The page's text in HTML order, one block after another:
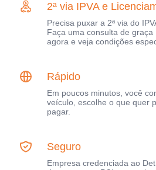
2ª via IPVA e
Precisa puxar a 2ª via do
Faça uma consulta de graça
agora e veja condições
Rápido
Em poucos minutos, você
veículo, escolhe o que quer
pagar.
Seguro
Empresa credenciada ao